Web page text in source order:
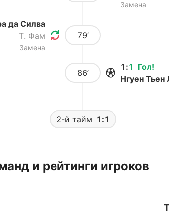
Замена
да Силва
Т. Фам
Замена
79’
86’
Гол!
1 :1
Нгуен Тьен
2-й тайм 1:1
и рейтинги игроков